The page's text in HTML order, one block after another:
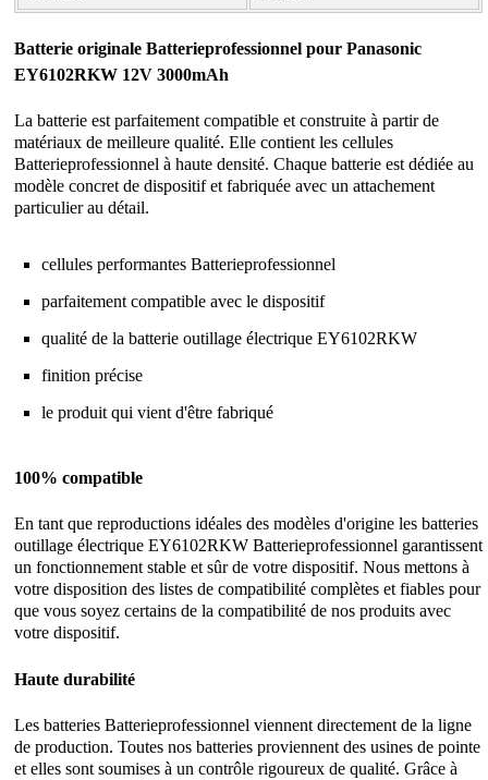
Batterie originale Batterieprofessionnel pour Panasonic
EY6102RKW 12V 3000mAh
La batterie est parfaitement compatible et construite à partir de
matériaux de meilleure qualité. Elle contient les cellules
Batterieprofessionnel à haute densité. Chaque batterie est dédiée au
modèle concret de dispositif et fabriquée avec un attachement
particulier au détail.
cellules performantes Batterieprofessionnel
parfaitement compatible avec le dispositif
qualité de labatterie outillage électrique EY6102RKW
finition précise
le produit qui vient d'être fabriqué
100% compatible
En tant que reproductions idéales des modèles d'origine les batteries
outillage électrique EY6102RKW Batterieprofessionnel garantissent
un fonctionnement stable et sûr de votre dispositif. Nous mettons à
votre disposition des listes de compatibilité complètes et fiables pour
que vous soyez certains de la compatibilité de nos produits avec
votre dispositif.
Haute durabilité
Les batteries Batterieprofessionnel viennent directement de la ligne
de production. Toutes nos batteries proviennent des usines de pointe
et elles sont soumises à un contrôle rigoureux de qualité. Grâce à